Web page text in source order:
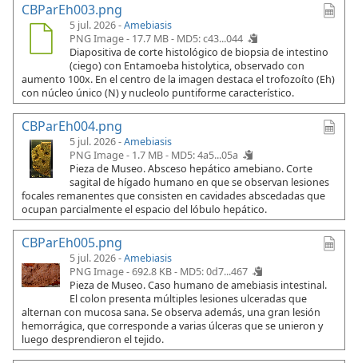
CBParEh003.png
5 jul. 2026 -Amebiasis
PNG Image - 17.7 MB - MD5: c43...044
Diapositiva de corte histológico de biopsia de intestino
(ciego) con Entamoeba histolytica, observado con
aumento 100x. En el centro de la imagen destaca el trofozoíto (Eh)
con núcleo único (N) y nucleolo puntiforme característico.
CBParEh004.png
5 jul. 2026 -Amebiasis
PNG Image - 1.7 MB - MD5: 4a5...05a
Pieza de Museo. Absceso hepático amebiano. Corte
sagital de hígado humano en que se observan lesiones
focales remanentes que consisten en cavidades abscedadas que
ocupan parcialmente el espacio del lóbulo hepático.
CBParEh005.png
5 jul. 2026 -Amebiasis
PNG Image - 692.8 KB - MD5: 0d7...467
Pieza de Museo. Caso humano de amebiasis intestinal.
El colon presenta múltiples lesiones ulceradas que
alternan con mucosa sana. Se observa además, una gran lesión
hemorrágica, que corresponde a varias úlceras que se unieron y
luego desprendieron el tejido.